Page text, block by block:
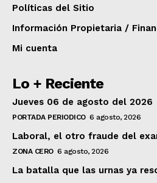
Políticas del Sitio
Información Propietaria /
Mi cuenta
Lo + Reciente
Jueves 06 de agosto del 2026
PORTADA PERIODICO 6 agosto, 2026
Laboral, el otro fraude del
ZONA CERO 6 agosto, 2026
La batalla que las urnas ya